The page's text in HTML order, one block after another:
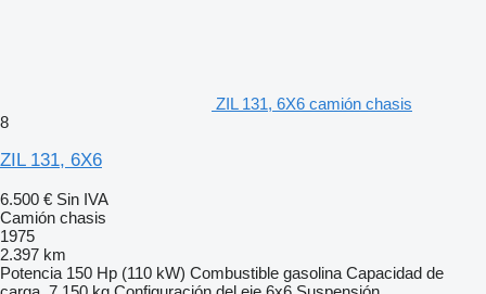
ZIL 131, 6X6 camión chasis
8
ZIL 131, 6X6
6.500 € Sin IVA
Camión chasis
1975
2.397 km
Potencia 150 Hp (110 kW) Combustible gasolina Capacidad de